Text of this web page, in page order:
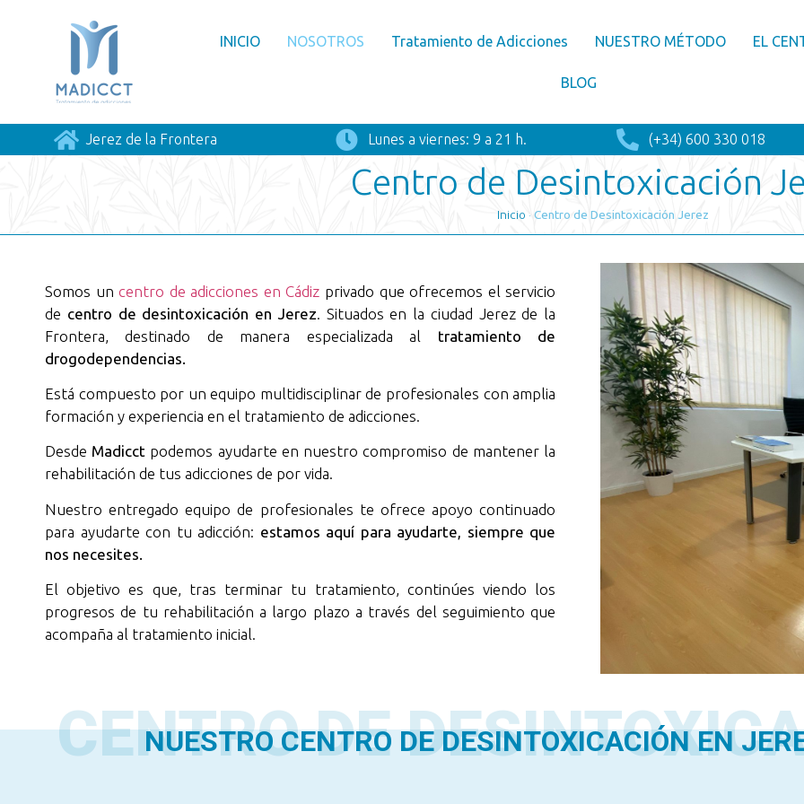
INICIO NOSOTROS Tratamiento de Adicciones NUESTRO MÉTODO EL
BLOG
Jerez de la Frontera Lunes a viernes: 9 a 21 h. (+34) 600 330 018
Centro de Desintoxicación
Inicio · Centro de Desintoxicación Jerez
Somos uncentro de adicciones en Cádiz privado que ofrecemos el servicio
de centro de desintoxicación en Jerez . Situados en la ciudad Jerez de la
Frontera, destinado de manera especializada al tratamiento de
drogodependencias.
Está compuesto por un equipo multidisciplinar de profesionales con amplia
formación y experiencia en el tratamiento de adicciones.
Desde Madicct podemos ayudarte en nuestro compromiso de mantener la
rehabilitación de tus adicciones de por vida.
Nuestro entregado equipo de profesionales te ofrece apoyo continuado
para ayudarte con tu adicción: estamos aquí para ayudarte, siempre que
nos necesites.
El objetivo es que, tras terminar tu tratamiento, continúes viendo los
progresos de tu rehabilitación a largo plazo a través del seguimiento que
acompaña al tratamiento inicial.
CENTRO DE
NUESTRO CENTRO DE DESINTOXICACIÓN EN